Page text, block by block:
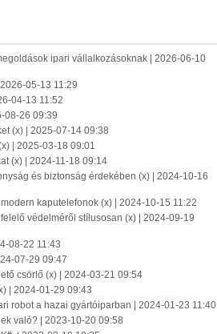
ipari vállalkozásoknak | 2026-06-10
05-13 11:29
04-13 11:52
08-26 09:39
(x) | 2025-07-14 09:38
| 2025-03-18 09:01
(x) | 2024-11-18 09:14
és biztonság érdekében (x) | 2024-10-16
kaputelefonok (x) | 2024-10-15 11:22
védelméről stílusosan (x) | 2024-09-19
08-22 11:43
07-29 09:47
csörlő (x) | 2024-03-21 09:54
| 2024-01-29 09:43
robot a hazai gyártóiparban | 2024-01-23 11:40
való? | 2023-10-20 09:58